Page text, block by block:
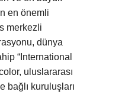
en önemli
merkezli
dünya
“International
uluslararası
bağlı kuruluşları